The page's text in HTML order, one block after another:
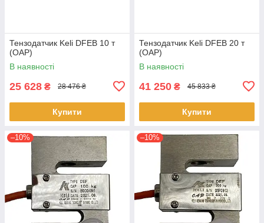
Тензодатчик Keli DFEB 10 т
(OAP)
В наявності
25 628 ₴ 28 476 ₴
Купити
Тензодатчик Keli DFEB 20 т
(OAP)
В наявності
41 250 ₴ 45 833 ₴
Купити
–10% –10%